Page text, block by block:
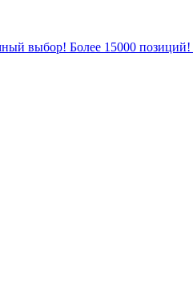
выбор! Более 15000 позиций!